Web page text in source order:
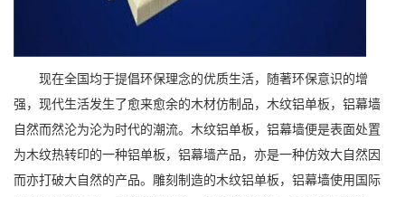
现在全国均于提倡环保理念的优质生活，随著环保意识的增
强，现代生活发生了愈来愈余的木材仿制品，木纹铝单板，铝幕墙
自然而然沦为沦为时代的潮流。木纹铝单板，铝幕墙便是表面处置
为木纹热转印的一种铝单板，铝幕墙产品，亦是一种仿效大自然因
而亦打破大自然的产品。雕刻制造的木纹铝单板，铝幕墙使用国际